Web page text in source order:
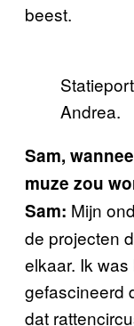
beest.
Andrea.
Sam,
muze zou
Sam: Mijn
de projecten
elkaar. Ik
gefascineerd
dat